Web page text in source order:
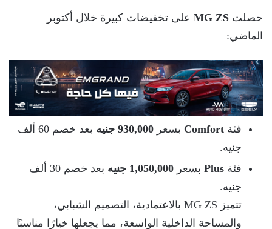
حصلت MG ZS على تخفيضات كبيرة خلال أكتوبر
الماضي:
فئة Comfort بسعر 930,000 جنيه
بعد خصم 60 ألف
جنيه.
فئة Plus بسعر 1,050,000 جنيه
بعد خصم 30 ألف
جنيه.
تتميز MG ZS بالاعتمادية، التصميم الشبابي،
والمساحة الداخلية الواسعة، مما يجعلها خيارًا مناسبًا